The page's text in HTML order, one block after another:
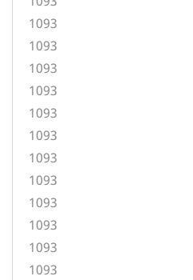
1093
1093
1093
1093
1093
1093
1093
1093
1093
1093
1093
1093